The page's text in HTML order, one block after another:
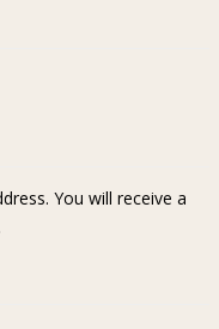
You will receive a